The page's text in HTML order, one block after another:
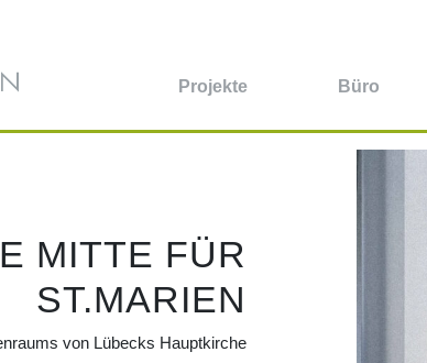
Projekte Büro
MITTE FÜR
ST.MARIEN
von Lübecks Hauptkirche